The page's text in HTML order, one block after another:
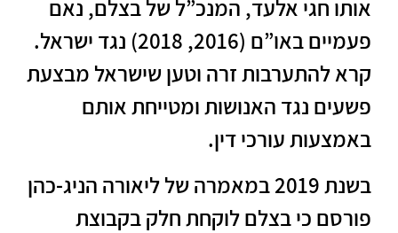
אותו חגי אלעד, המנכ”ל של בצלם, נאם
פעמיים באו”ם (2016, 2018) נגד ישראל.
קרא להתערבות זרה וטען שישראל מבצעת
פשעים נגד האנושות ומטייחת אותם
באמצעות עורכי דין.
בשנת 2019 במאמרה של ליאורה הניג-כהן
פורסם כי בצלם לוקחת חלק בקבוצת